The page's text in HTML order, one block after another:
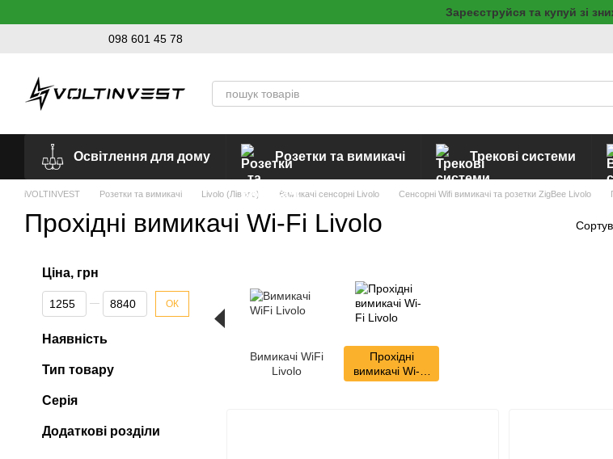
Зареєструйся та купуй зі
098 601 45 78
Освітлення для дому Розетки та вимикачі Трекові системи
iVOLTINVEST Розетки та вимикачі Livolo (Ліволо) Вимикачі сенсорні Livolo Сенсорні Wifi вимикачі та розетки ZigBee Livolo
Прохідні вимикачі Wi-Fi Livolo
Вимикачі WiFi
Livolo
Прохідні
вимикачі Wi-Fi
Livolo
Ціна, грн
Від Ціна, грн
До Ціна, грн ОК
Наявність
Тип товару
Серія
Додаткові розділи